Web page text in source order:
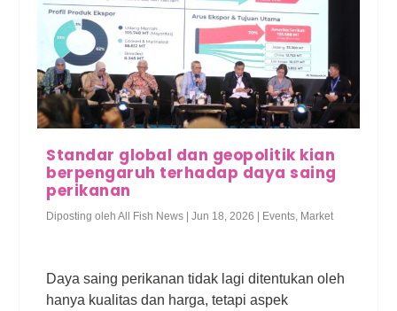
Standar global dan geopolitik kian
berpengaruh terhadap daya saing
perikanan
Diposting olehAll Fish News |Jun 18, 2026 | Events Market
Daya saing perikanan tidak lagi ditentukan oleh
hanya kualitas dan harga, tetapi aspek